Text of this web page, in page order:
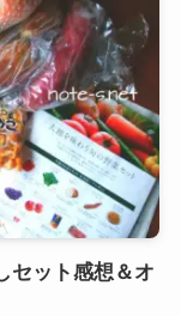
セット感想＆オ